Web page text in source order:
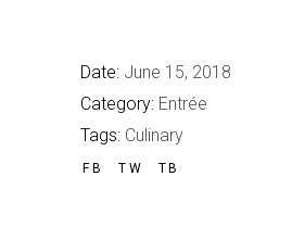
Date: June 15, 2018
Category: Entrée
Tags: Culinary
FB TW TB